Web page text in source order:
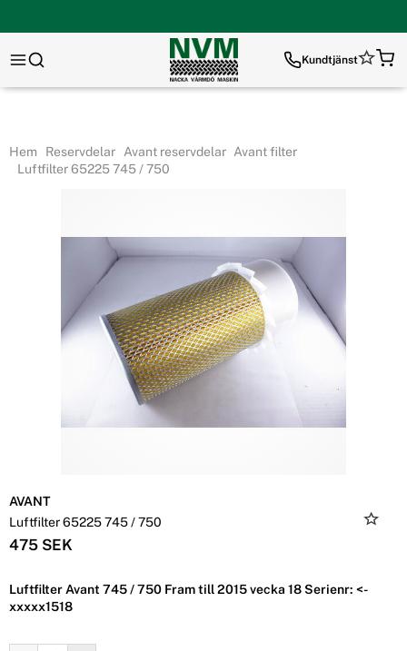
Kundtjänst
Hem Reservdelar Avant reservdelar Avant filter
Luftfilter 65225 745 / 750
AVANT
Luftfilter 65225 745 / 750
475 SEK
Luftfilter Avant 745 / 750 Fram till 2015 vecka 18 Serienr: <-
xxxxx1518